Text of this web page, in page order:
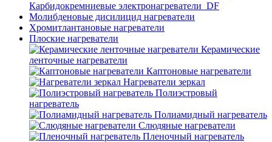
Карбидокремниевые электронагреватели_DF
Молибденовые дисилицид нагреватели
Хромитлантановые нагреватели
Плоские нагреватели
Керамические
ленточные нагреватели
Каптоновые нагреватели
Нагреватели зеркал
Полиэстровый
нагреватель
Полиамидный нагреватель
Слюдяные нагреватели
Пленочный нагреватель